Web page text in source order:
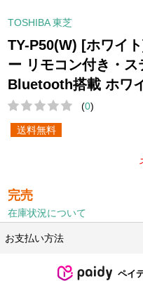
TOSHIBA 東芝
TY-P50(W) [ホワイ
ー リモコン付き・ス
Bluetooth搭載 ホワ
(0)
送料無料
完売
在庫状況について
お支払い方法
ペイ